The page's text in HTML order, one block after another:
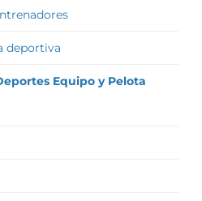
deportiva
Equipo y Pelota